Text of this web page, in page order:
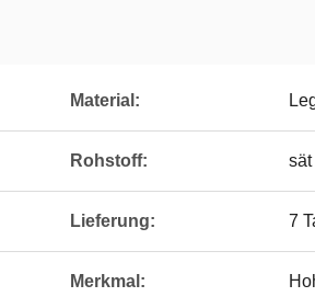
Material:
Rohstoff:
Lieferung: 7
Merkmal: